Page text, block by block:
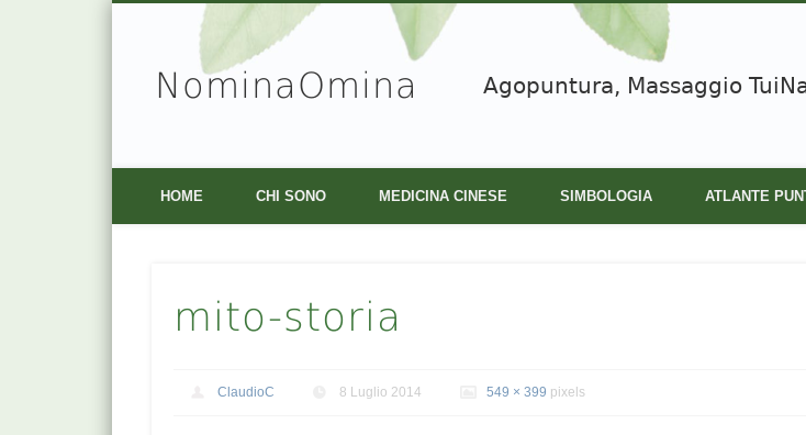
NominaOmina Agopuntura, Massaggio
Vimeo
HOME CHI SONO MEDICINA CINESE SIMBOLOGIA ATLANTE
mito-storia
ClaudioC 8 Luglio 2014 549 × 399 pixels